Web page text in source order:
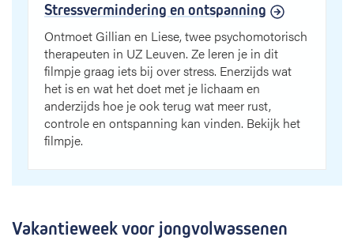
Stressvermindering en ontspanning
Ontmoet Gillian en Liese, twee psychomotorisch
therapeuten in UZ Leuven. Ze leren je in dit
filmpje graag iets bij over stress. Enerzijds wat
het is en wat het doet met je lichaam en
anderzijds hoe je ook terug wat meer rust,
controle en ontspanning kan vinden. Bekijk het
filmpje.
Vakantieweek voor jongvolwassenen